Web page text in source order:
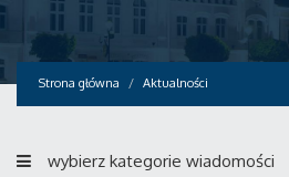
Strona główna Aktualności
wybierz kategorie wiadomości